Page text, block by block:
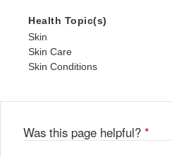
Health Topic(s)
Skin
Skin Care
Skin Conditions
Was this page helpful? *